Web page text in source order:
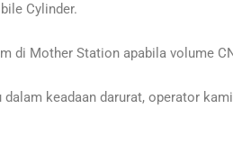
Cylinder.
di Mother Station apabila volume
keadaan darurat, operator